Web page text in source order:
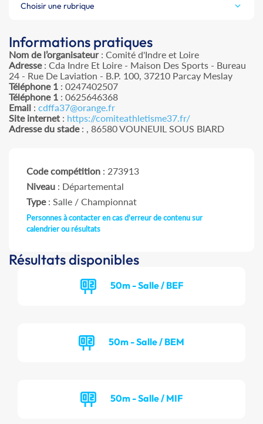
Choisir une rubrique
Informations pratiques
Nom de l’organisateur: Comité d'Indre et Loire
Adresse: Cda Indre Et Loire - Maison Des Sports - Bureau
24 - Rue De Laviation - B.P. 100, 37210 Parcay Meslay
Téléphone 1 : 0247402507
Téléphone 1 : 0625646368
Email : cdffa37@orange.fr
Site internet : https://comiteathletisme37.fr/
Adresse du stade: , 86580 VOUNEUIL SOUS BIARD
Code compétition : 273913
Niveau : Départemental
Type: Salle / Championnat
Personnes à contacter en cas d'erreur de contenu sur
calendrier ou résultats
Résultats disponibles
50m - Salle / BEF
50m - Salle / BEM
50m - Salle / MIF